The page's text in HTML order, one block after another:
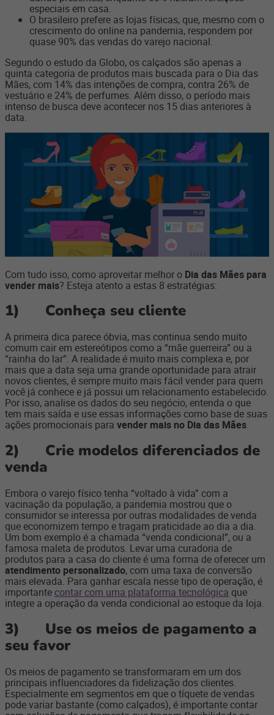
especiais em casa.
O brasileiro prefere as lojas físicas, que, mesmo com o
crescimento do online na pandemia, respondem por
quase 90% das vendas do varejo nacional.
Segundo o estudo da Globo, os calçados são apenas a
quinta categoria de produtos mais buscada para o Dia das
Mães, com 14% das intenções de compra, contra 26% de
vestuário e 24% de perfumes. Além disso, o período mais
intenso de busca deve acontecer nos 15 dias anteriores à
data.
Com tudo isso, como aproveitar melhor o Dia das Mães para
vender mais? Esteja atento a estas 8 estratégias:
1) Conheça seu cliente
A primeira dica parece óbvia, mas continua sendo muito
comum cair em estereótipos como a “mãe guerreira” ou a
“rainha do lar”. A realidade é muito mais complexa e, por
mais que a data seja uma grande oportunidade para atrair
novos clientes, é sempre muito mais fácil vender para quem
você já conhece e já possui um relacionamento estabelecido.
Por isso, analise os dados do seu negócio, entenda o que
tem mais saída e use essas informações como base de suas
ações promocionais para vender mais no Dia das Mães.
2)
Crie modelos diferenciados de
venda
Embora o varejo físico tenha “voltado à vida” com a
vacinação da população, a pandemia mostrou que o
consumidor se interessa por outras modalidades de venda
que economizem tempo e tragam praticidade ao dia a dia.
Um bom exemplo é a chamada “venda condicional”, ou a
famosa maleta de produtos. Levar uma curadoria de
produtos para a casa do cliente é uma forma de oferecer um
atendimento personalizado, com uma taxa de conversão
mais elevada. Para ganhar escala nesse tipo de operação, é
importante contar com uma plataforma tecnológica que
integre a operação da venda condicional ao estoque da loja.
3)
Use os meios de pagamento a
seu favor
Os meios de pagamento se transformaram em um dos
principais influenciadores da fidelização dos clientes.
Especialmente em segmentos em que o tíquete de vendas
pode variar bastante (como calçados), é importante contar